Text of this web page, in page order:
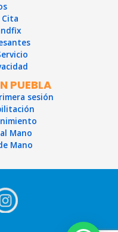
PUEBLA
sesión
Mano
Mano